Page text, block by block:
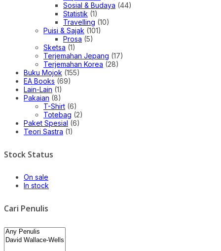
Sosial & Budaya (44)
Statistik (1)
Travelling (10)
Puisi & Sajak (101)
Prosa (5)
Sketsa (1)
Terjemahan Jepang (17)
Terjemahan Korea (28)
Buku Mojok (155)
EA Books (69)
Lain-Lain (1)
Pakaian (8)
T-Shirt (6)
Totebag (2)
Paket Spesial (6)
Teori Sastra (1)
Stock Status
On sale
In stock
Cari Penulis